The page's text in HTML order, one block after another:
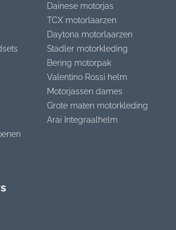
Dainese motorjas
TCX motorlaarzen
Daytona motorlaarzen
Stadler motorkleding
Bering motorpak
Valentino Rossi helm
Motorjassen dames
Grote maten motorkleding
Arai Integraalhelm